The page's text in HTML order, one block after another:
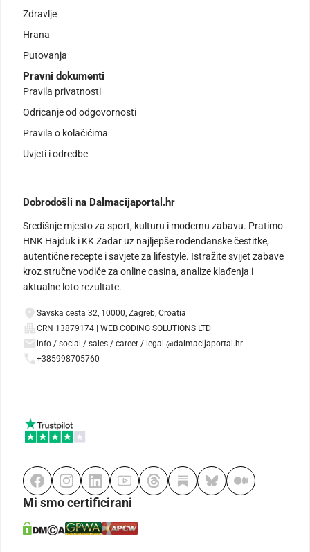
Zdravlje
Hrana
Putovanja
Pravni dokumenti
Pravila privatnosti
Odricanje od odgovornosti
Pravila o kolačićima
Uvjeti i odredbe
Dobrodošli na Dalmacijaportal.hr
Središnje mjesto za sport, kulturu i modernu zabavu. Pratimo
HNK Hajduk i KK Zadar uz najljepše rođendanske čestitke,
autentične recepte i savjete za lifestyle. Istražite svijet zabave
kroz stručne vodiče za online casina, analize klađenja i
aktualne loto rezultate.
Savska cesta 32, 10000, Zagreb, Croatia
CRN 13879174 | WEB CODING SOLUTIONS LTD
info / social / sales / career / legal @dalmacijaportal.hr
+385998705760
Mi smo certificirani